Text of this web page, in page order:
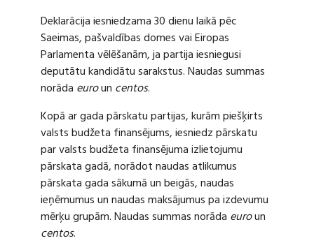
Deklarācija iesniedzama 30 dienu laikā pēc
Saeimas, pašvaldības domes vai Eiropas
Parlamenta vēlēšanām, ja partija iesniegusi
deputātu kandidātu sarakstus. Naudas summas
norāda euroun centos.
Kopā ar gada pārskatu partijas, kurām piešķirts
valsts budžeta finansējums, iesniedz pārskatu
par valsts budžeta finansējuma izlietojumu
pārskata gadā, norādot naudas atlikumus
pārskata gada sākumā un beigās, naudas
ieņēmumus un naudas maksājumus pa izdevumu
mērķu grupām. Naudas summas norāda euroun
centos.